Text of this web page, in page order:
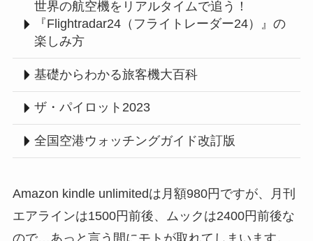
世界の航空機をリアルタイムで追う！
『Flightradar24（フライトレーダー24）』の
楽しみ方
基礎からわかる旅客機大百科
ザ・パイロット2023
全国空港ウォッチングガイド改訂版
Amazon kindle unlimitedは月額980円ですが、月刊
エアラインは1500円前後、ムックは2400円前後な